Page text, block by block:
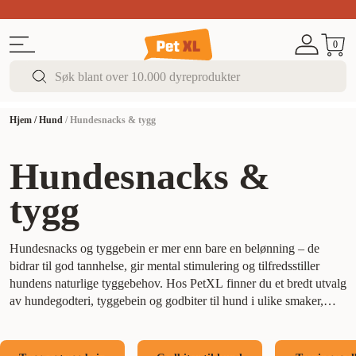
0
Hjem /Hund /Hundesnacks & tygg
Hundesnacks &
tygg
Hundesnacks og tyggebein er mer enn bare en belønning – de
bidrar til god tannhelse, gir mental stimulering og tilfredsstiller
hundens naturlige tyggebehov. Hos PetXL finner du et bredt utvalg
av hundegodteri, tyggebein og godbiter til hund i ulike smaker,
belønner din firbente venn. Enten du ser etter naturlige tygg,